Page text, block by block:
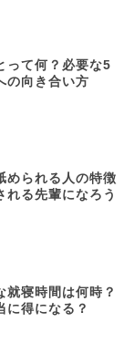
って何？必要な5
の向き合い方
められる人の特徴
れる先輩になろう
就寝時間は何時？
に得になる？